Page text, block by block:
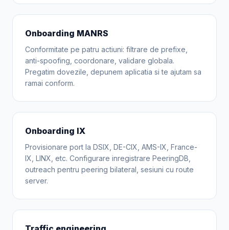
Onboarding MANRS
Conformitate pe patru actiuni: filtrare de prefixe,
anti-spoofing, coordonare, validare globala.
Pregatim dovezile, depunem aplicatia si te ajutam sa
ramai conform.
Onboarding IX
Provisionare port la DSIX, DE-CIX, AMS-IX, France-
IX, LINX, etc. Configurare inregistrare PeeringDB,
outreach pentru peering bilateral, sesiuni cu route
server.